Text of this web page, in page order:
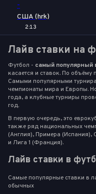
-
США (hrk)
2:13
Лайв ставки на
Футбол - самый популярный
касается и ставок. По
Самыми популярными
чемпионаты мира и Европы.
года, а клубные турниры
год.
В первую очередь, это
также ряд национальных
(Англия), Примера (Испания),
и Лига 1 (Франция).
Лайв ставки в
Самые популярные ставки в
обычных